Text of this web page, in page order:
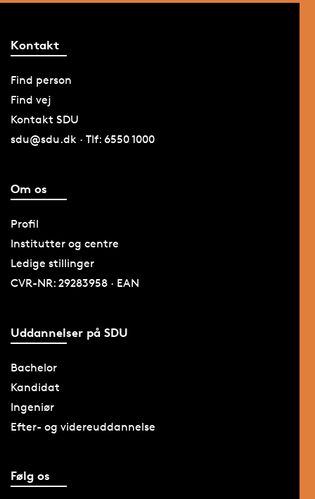
Kontakt
Find person
Find vej
Kontakt SDU
sdu@sdu.dk · Tlf: 6550 1000
Om os
Profil
Institutter og centre
Ledige stillinger
CVR-NR: 29283958 · EAN
Uddannelser på SDU
Bachelor
Kandidat
Ingeniør
Efter- og videreuddannelse
Følg os